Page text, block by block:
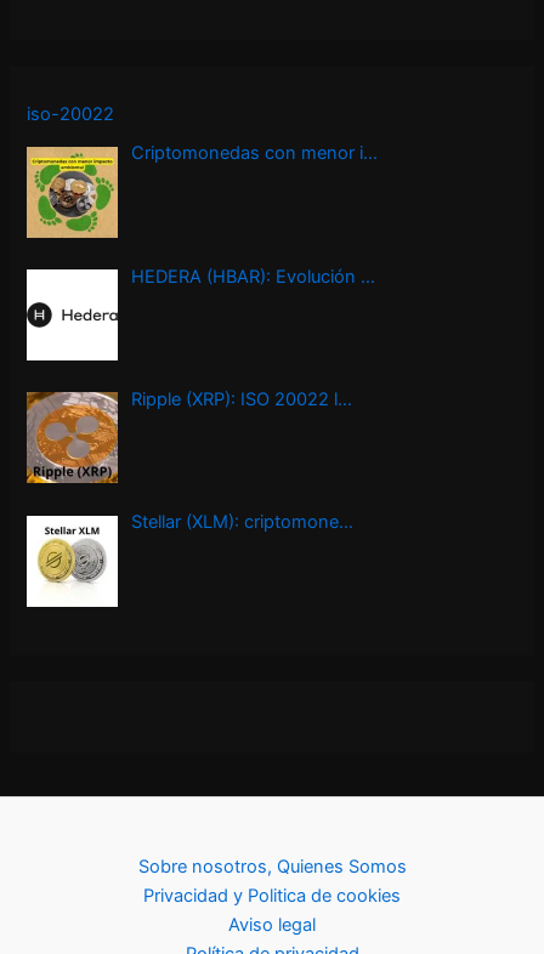
iso-20022
Criptomonedas con menor i…
HEDERA (HBAR): Evolución …
Ripple (XRP): ISO 20022 l…
Stellar (XLM): criptomone…
Sobre nosotros, Quienes Somos
Privacidad y Politica de cookies
Aviso legal